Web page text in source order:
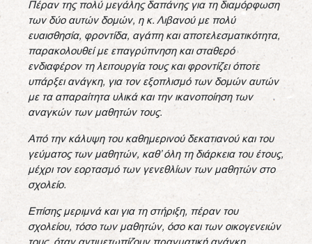
Πέραν της πολύ μεγάλης δαπάνης για τη διαμόρφωση
των δύο αυτών δομών, η κ. Λιβανού με πολύ
ευαισθησία, φροντίδα, αγάπη και αποτελεσματικότητα,
παρακολουθεί με επαγρύπνηση και σταθερό
ενδιαφέρον τη λειτουργία τους και φροντίζει όποτε
υπάρξει ανάγκη, για τον εξοπλισμό των δομών αυτών
με τα απαραίτητα υλικά και την ικανοποίηση των
αναγκών των μαθητών τους.
Από την κάλυψη του καθημερινού δεκατιανού και του
γεύματος των μαθητών, καθ’ όλη τη διάρκεια του έτους,
μέχρι τον εορτασμό των γενεθλίων των μαθητών στο
σχολείο.
Επίσης μεριμνά και για τη στήριξη, πέραν του
σχολείου, τόσο των μαθητών, όσο και των οικογενειών
τους, όταν αντιμετωπίζουν πραγματική ανάγκη.